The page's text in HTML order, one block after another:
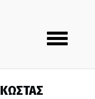
Toggle
navigation
ΚΩΣΤΑΣ